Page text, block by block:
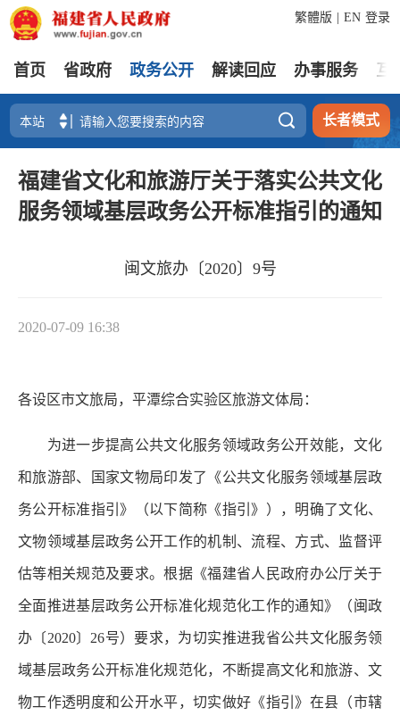
登录
繁體版 EN
首页 省政府 政务公开 解读回应 办事服务 互
 长者模式
福建省文化和旅游厅关于落实公共文化
服务领域基层政务公开标准指引的通知
闽文旅办〔2020〕9号
2020-07-09 16:38
各设区市文旅局，平潭综合实验区旅游文体局：
为进一步提高公共文化服务领域政务公开效能，文化
和旅游部、国家文物局印发了《公共文化服务领域基层政
务公开标准指引》（以下简称《指引》），明确了文化、
文物领域基层政务公开工作的机制、流程、方式、监督评
估等相关规范及要求。根据《福建省人民政府办公厅关于
全面推进基层政务公开标准化规范化工作的通知》（闽政
办〔2020〕26号）要求，为切实推进我省公共文化服务领
域基层政务公开标准化规范化，不断提高文化和旅游、文
物工作透明度和公开水平，切实做好《指引》在县（市辖